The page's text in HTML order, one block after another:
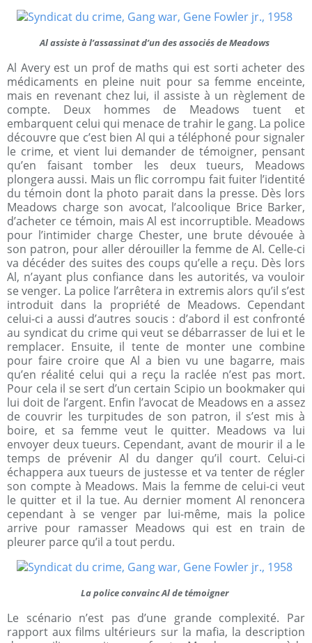
Al assiste à l’assassinat d’un des associés de Meadows
Al Avery est un prof de maths qui est sorti acheter des
médicaments en pleine nuit pour sa femme enceinte,
mais en revenant chez lui, il assiste à un règlement de
compte. Deux hommes de Meadows tuent et
embarquent celui qui menace de trahir le gang. La police
découvre que c’est bien Al qui a téléphoné pour signaler
le crime, et vient lui demander de témoigner, pensant
qu’en faisant tomber les deux tueurs, Meadows
plongera aussi. Mais un flic corrompu fait fuiter l’identité
du témoin dont la photo parait dans la presse. Dès lors
Meadows charge son avocat, l’alcoolique Brice Barker,
d’acheter ce témoin, mais Al est incorruptible. Meadows
pour l’intimider charge Chester, une brute dévouée à
son patron, pour aller dérouiller la femme de Al. Celle-ci
va décéder des suites des coups qu’elle a reçu. Dès lors
Al, n’ayant plus confiance dans les autorités, va vouloir
se venger. La police l’arrêtera in extremis alors qu’il s’est
introduit dans la propriété de Meadows. Cependant
celui-ci a aussi d’autres soucis : d’abord il est confronté
au syndicat du crime qui veut se débarrasser de lui et le
remplacer. Ensuite, il tente de monter une combine
pour faire croire que Al a bien vu une bagarre, mais
qu’en réalité celui qui a reçu la raclée n’est pas mort.
Pour cela il se sert d’un certain Scipio un bookmaker qui
lui doit de l’argent. Enfin l’avocat de Meadows en a assez
de couvrir les turpitudes de son patron, il s’est mis à
boire, et sa femme veut le quitter. Meadows va lui
envoyer deux tueurs. Cependant, avant de mourir il a le
temps de prévenir Al du danger qu’il court. Celui-ci
échappera aux tueurs de justesse et va tenter de régler
son compte à Meadows. Mais la femme de celui-ci veut
le quitter et il la tue. Au dernier moment Al renoncera
cependant à se venger par lui-même, mais la police
arrive pour ramasser Meadows qui est en train de
pleurer parce qu’il a tout perdu.
La police convainc Al de témoigner
Le scénario n’est pas d’une grande complexité. Par
rapport aux films ultérieurs sur la mafia, la description